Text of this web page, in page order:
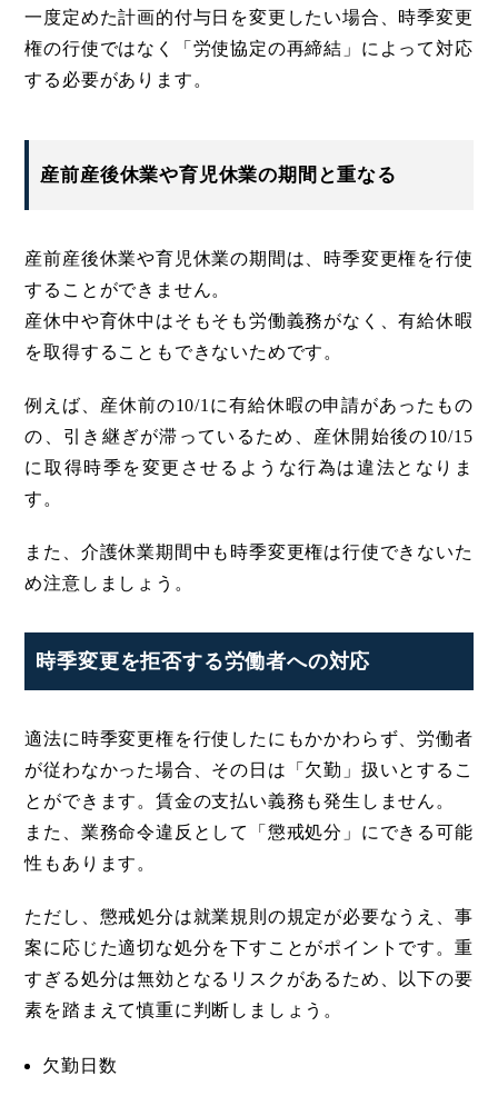
一度定めた計画的付与日を変更したい場合、時季変更
権の行使ではなく「労使協定の再締結」によって対応
する必要があります。
産前産後休業や育児休業の期間と重なる
産前産後休業や育児休業の期間は、時季変更権を行使
することができません。
産休中や育休中はそもそも労働義務がなく、有給休暇
を取得することもできないためです。
例えば、産休前の10/1に有給休暇の申請があったもの
の、引き継ぎが滞っているため、産休開始後の10/15
に取得時季を変更させるような行為は違法となりま
す。
また、介護休業期間中も時季変更権は行使できないた
め注意しましょう。
時季変更を拒否する労働者への対応
適法に時季変更権を行使したにもかかわらず、労働者
が従わなかった場合、その日は「欠勤」扱いとするこ
とができます。賃金の支払い義務も発生しません。
また、業務命令違反として「懲戒処分」にできる可能
性もあります。
ただし、懲戒処分は就業規則の規定が必要なうえ、事
案に応じた適切な処分を下すことがポイントです。重
すぎる処分は無効となるリスクがあるため、以下の要
素を踏まえて慎重に判断しましょう。
欠勤日数